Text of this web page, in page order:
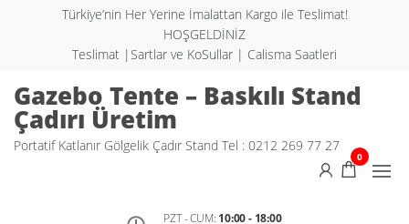
Türkiye’nin Her Yerine İmalattan Kargo ile Teslimat!
HOŞGELDİNİZ
Teslimat |Sartlar ve KoSullar | Calisma Saatleri
Gazebo Tente – Baskılı Stand
Çadırı Üretim
Portatif Katlanır Gölgelik Çadır Stand Tel : 0212 269 77 27
PZT - CUM: 10:00 - 18:00
0